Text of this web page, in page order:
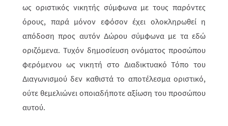
ως οριστικός νικητής σύμφωνα με τους παρόντες
όρους, παρά μόνον εφόσον έχει ολοκληρωθεί η
απόδοση προς αυτόν Δώρου σύμ­φωνα με τα εδώ
οριζόμενα. Τυχόν δημοσίευση ονόματος προσώπου
φερό­με­νου ως νικητή στο Διαδικτυακό Τόπο του
Διαγωνισμού δεν καθιστά το απο­τέ­λεσμα οριστικό,
ούτε θεμελιώνει οποιαδήποτε αξίωση του προσώπου
αυτού.